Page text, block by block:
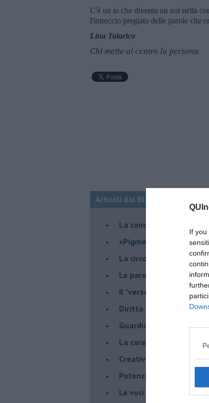
If
C'è un io che diventa un noi nella
l'intreccio pregiato delle parole che
Lina Talarico
Chi mette al centro la persona
Articoli dal Blog “VERSI-
La conclusione del
​«Pigmenti d'anima»
La circolarità
Le parole del bosco di
Il "verso" che muta il
Diritto alla parola
​Guardiamo al mondo
La carezza della parola
Creatività, lasciare un
Potenzialità e limiti
Le voci del bosco di